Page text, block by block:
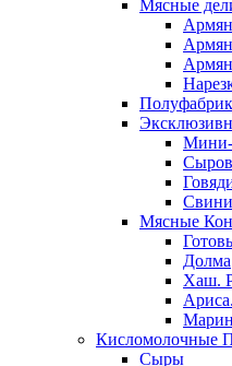
Мясные
Мини-
Мясные
Долма
Хаш.
Кисломолочные
Сыры